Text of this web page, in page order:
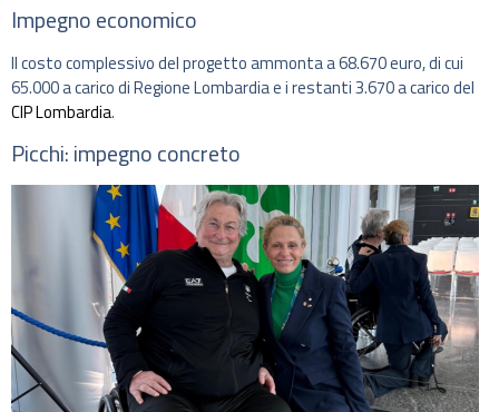
Impegno economico
Il costo complessivo del progetto ammonta a 68.670 euro, di cui
65.000 a carico di Regione Lombardia e i restanti 3.670 a carico del
CIP Lombardia.
Picchi: impegno concreto